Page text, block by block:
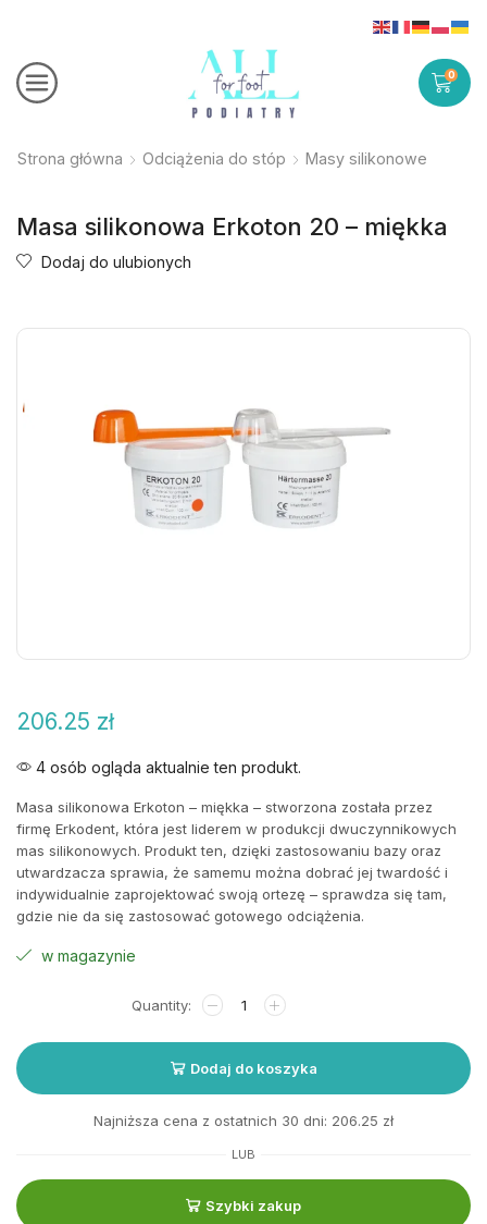
0
Strona główna Odciążenia do stóp Masy silikonowe
Masa silikonowa Erkoton 20 – miękka
Dodaj do ulubionych
206.25 zł
4 osób ogląda aktualnie ten produkt.
Masa silikonowa Erkoton – miękka – stworzona została przez
firmę Erkodent, która jest liderem w produkcji dwuczynnikowych
mas silikonowych. Produkt ten, dzięki zastosowaniu bazy oraz
utwardzacza sprawia, że samemu można dobrać jej twardość i
indywidualnie zaprojektować swoją ortezę – sprawdza się tam,
gdzie nie da się zastosować gotowego odciążenia.
w magazynie
Dodaj do koszyka
Najniższa cena z ostatnich 30 dni: 206.25 zł
LUB
Szybki zakup